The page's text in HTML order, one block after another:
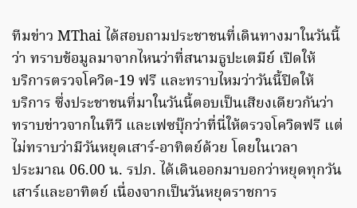
ทีมข่าว MThai ได้สอบถามประชาชนที่เดินทางมาในวันนี้
ว่า ทราบข้อมูลมาจากไหนว่าที่สนามธูปะเตมีย์ เปิดให้
บริการตรวจโควิด-19 ฟรี และทราบไหมว่าวันนี้ปิดให้
บริการ ซึ่งประชาชนที่มาในวันนี้ตอบเป็นเสียงเดียวกันว่า
ทราบข่าวจากในทีวี และเฟซบุ๊กว่าที่นี่ให้ตรวจโควิดฟรี แต่
ไม่ทราบว่ามีวันหยุดเสาร์-อาทิตย์ด้วย โดยในเวลา
ประมาณ 06.00 น. รปภ. ได้เดินออกมาบอกว่าหยุดทุกวัน
เสาร์และอาทิตย์ เนื่องจากเป็นวันหยุดราชการ